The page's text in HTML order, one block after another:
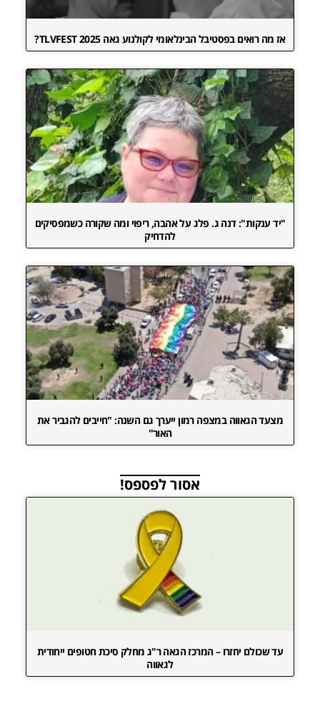
אז מה רואים בפסטיבל הבינלאומי לקולנוע גאה TLVFEST 2025?
"יד ענקות": דנה ג. פלג על אהבה, ריפוי ומה שקורה כשמפסיקים
להדחיק
מצעד הגאווה במצפה רמון ייערך גם השנה: "חייבים להגביר את
האור"
אסור לפספס!
עד שכולם יחזרו – המרכז הגאה ר"ג מחלק סיכת חטופים ייחודית
לגאווה